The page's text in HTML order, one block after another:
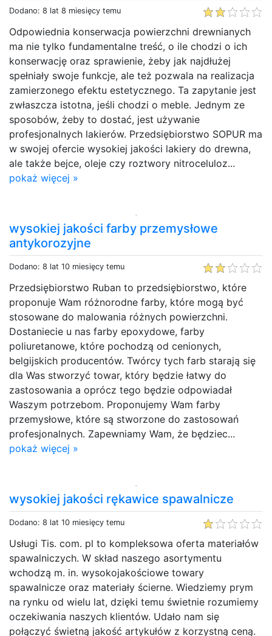
Dodano: 8 lat 8 miesięcy temu
Odpowiednia konserwacja powierzchni drewnianych
ma nie tylko fundamentalne treść, o ile chodzi o ich
konserwację oraz sprawienie, żeby jak najdłużej
spełniały swoje funkcje, ale też pozwala na realizacja
zamierzonego efektu estetycznego. Ta zapytanie jest
zwłaszcza istotna, jeśli chodzi o meble. Jednym ze
sposobów, żeby to dostać, jest używanie
profesjonalnych lakierów. Przedsiębiorstwo SOPUR ma
w swojej ofercie wysokiej jakości lakiery do drewna,
ale także bejce, oleje czy roztwory nitroceluloz...
pokaż więcej »
wysokiej jakości farby przemysłowe
antykorozyjne
Dodano: 8 lat 10 miesięcy temu
Przedsiębiorstwo Ruban to przedsiębiorstwo, które
proponuje Wam różnorodne farby, które mogą być
stosowane do malowania różnych powierzchni.
Dostaniecie u nas farby epoxydowe, farby
poliuretanowe, które pochodzą od cenionych,
belgijskich producentów. Twórcy tych farb starają się
dla Was stworzyć towar, który będzie łatwy do
zastosowania a oprócz tego będzie odpowiadał
Waszym potrzebom. Proponujemy Wam farby
przemysłowe, które są stworzone do zastosowań
profesjonalnych. Zapewniamy Wam, że będziec...
pokaż więcej »
wysokiej jakości rękawice spawalnicze
Dodano: 8 lat 10 miesięcy temu
Usługi Tis. com. pl to kompleksowa oferta materiałów
spawalniczych. W skład naszego asortymentu
wchodzą m. in. wysokojakościowe towary
spawalnicze oraz materiały ścierne. Wiedziemy prym
na rynku od wielu lat, dzięki temu świetnie rozumiemy
oczekiwania naszych klientów. Udało nam się
połączyć świetną jakość artykułów z korzystną ceną.